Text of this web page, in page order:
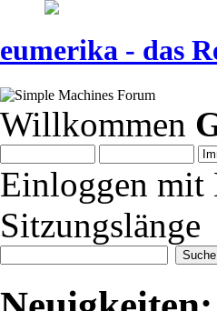
eumerika - das
Willkommen
Einloggen mit
Sitzungslänge